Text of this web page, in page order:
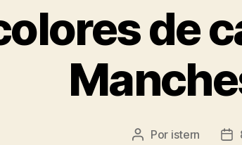
de
Autor
Por istern